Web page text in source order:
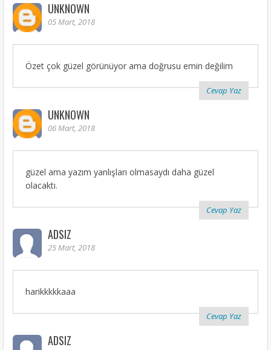
UNKNOWN
05 Mart, 2018
Özet çok güzel görünüyor ama doğrusu emin değilim
Cevap Yaz
UNKNOWN
06 Mart, 2018
güzel ama yazım yanlışları olmasaydı daha güzel
olacaktı.
Cevap Yaz
ADSIZ
25 Mart, 2018
harikkkkkaaa
Cevap Yaz
ADSIZ